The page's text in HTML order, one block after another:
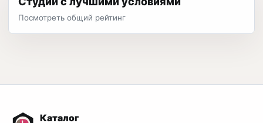
Посмотреть общий рейтинг